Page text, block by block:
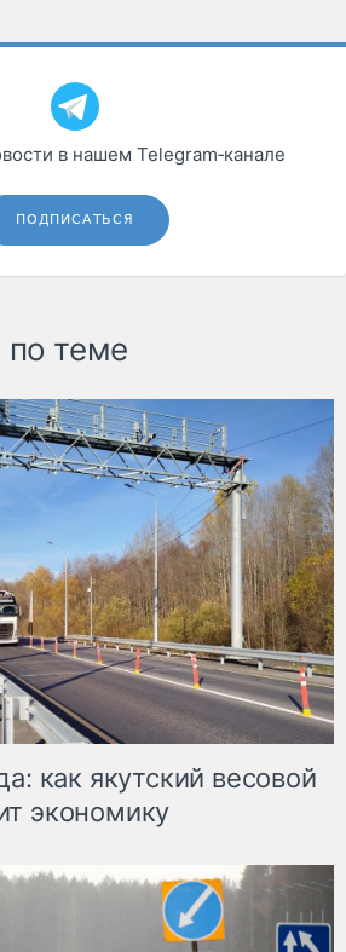
в нашем Telegram‑канале
ПОДПИСАТЬСЯ
теме
как якутский весовой
экономику